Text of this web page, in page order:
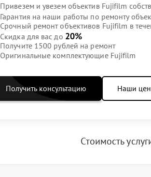
Привезем и увезем объектив Fujifilm
Гарантия на наши работы по ремонту
Срочный ремонт объективов Fujifilm в
Скидка для вас до 20%
Получите 1500 рублей на ремонт
Оригинальные комплектующие Fujifilm
Получить консультацию Наши
Стоимость